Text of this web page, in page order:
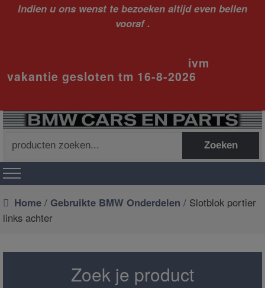
Indien u ons wenst te bezoeken altijd even bellen
vooraf .
ivm
vakantie gesloten tm 16-8-2026
naar:
Zoeken
Home / Gebruikte BMW Onderdelen / Slotblok portier
links achter
Zoek je product